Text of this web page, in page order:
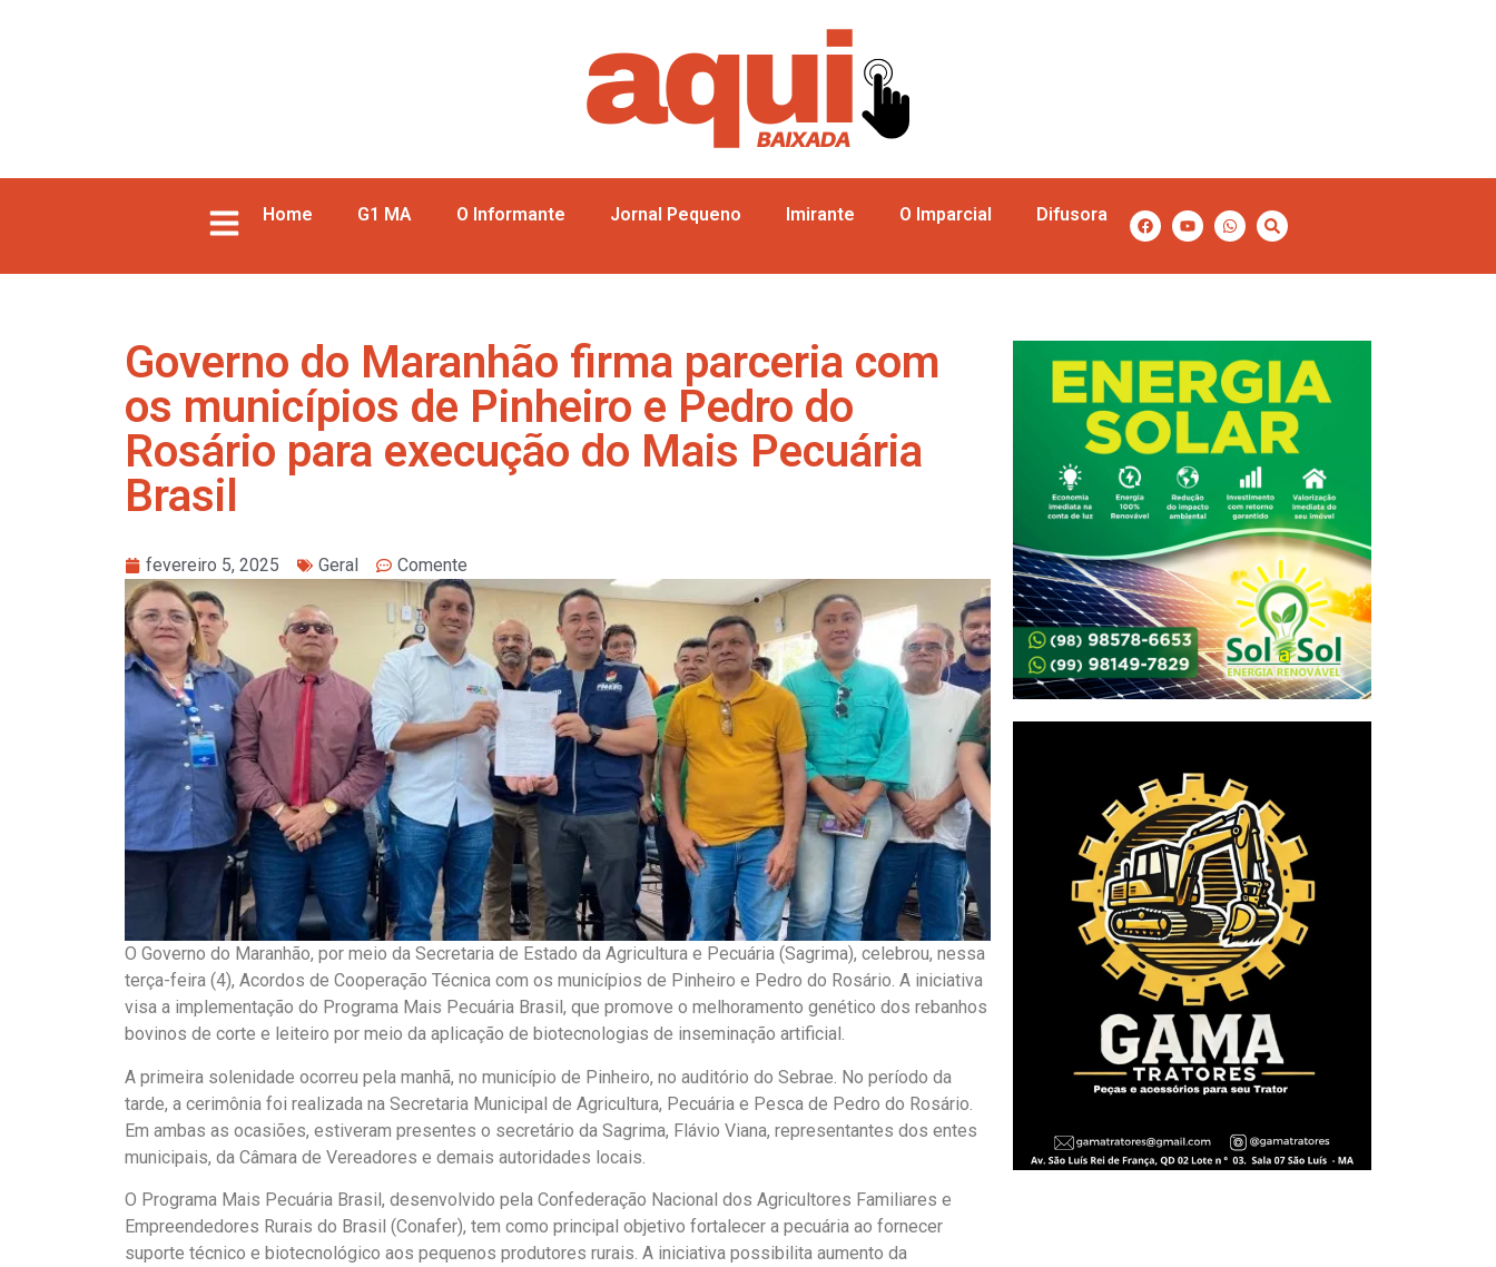
Home G1 MA O Informante Jornal Pequeno Imirante O Imparcial Difusora
Governo do Maranhão firma parceria com
os municípios de Pinheiro e Pedro do
Rosário para execução do Mais Pecuária
Brasil
fevereiro 5, 2025 Geral Comente
O Governo do Maranhão, por meio da Secretaria de Estado da Agricultura e Pecuária (Sagrima), celebrou, nessa
terça-feira (4), Acordos de Cooperação Técnica com os municípios de Pinheiro e Pedro do Rosário. A iniciativa
visa a implementação do Programa Mais Pecuária Brasil, que promove o melhoramento genético dos rebanhos
bovinos de corte e leiteiro por meio da aplicação de biotecnologias de inseminação artificial.
A primeira solenidade ocorreu pela manhã, no município de Pinheiro, no auditório do Sebrae. No período da
tarde, a cerimônia foi realizada na Secretaria Municipal de Agricultura, Pecuária e Pesca de Pedro do Rosário.
Em ambas as ocasiões, estiveram presentes o secretário da Sagrima, Flávio Viana, representantes dos entes
municipais, da Câmara de Vereadores e demais autoridades locais.
O Programa Mais Pecuária Brasil, desenvolvido pela Confederação Nacional dos Agricultores Familiares e
Empreendedores Rurais do Brasil (Conafer), tem como principal objetivo fortalecer a pecuária ao fornecer
suporte técnico e biotecnológico aos pequenos produtores rurais. A iniciativa possibilita aumento da